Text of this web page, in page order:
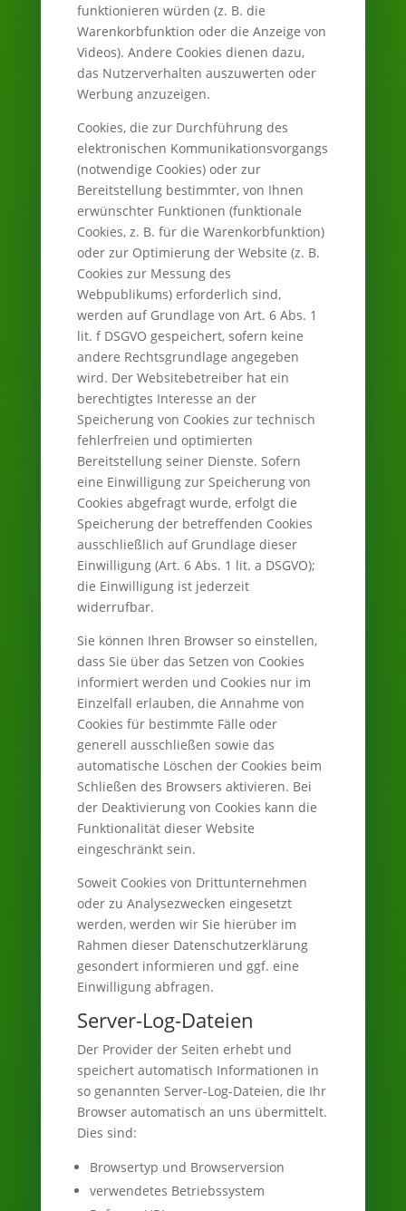
funktionieren würden (z. B. die
Warenkorbfunktion oder die Anzeige von
Videos). Andere Cookies dienen dazu,
das Nutzerverhalten auszuwerten oder
Werbung anzuzeigen.
Cookies, die zur Durchführung des
elektronischen Kommunikationsvorgangs
(notwendige Cookies) oder zur
Bereitstellung bestimmter, von Ihnen
erwünschter Funktionen (funktionale
Cookies, z. B. für die Warenkorbfunktion)
oder zur Optimierung der Website (z. B.
Cookies zur Messung des
Webpublikums) erforderlich sind,
werden auf Grundlage von Art. 6 Abs. 1
lit. f DSGVO gespeichert, sofern keine
andere Rechtsgrundlage angegeben
wird. Der Websitebetreiber hat ein
berechtigtes Interesse an der
Speicherung von Cookies zur technisch
fehlerfreien und optimierten
Bereitstellung seiner Dienste. Sofern
eine Einwilligung zur Speicherung von
Cookies abgefragt wurde, erfolgt die
Speicherung der betreffenden Cookies
ausschließlich auf Grundlage dieser
Einwilligung (Art. 6 Abs. 1 lit. a DSGVO);
die Einwilligung ist jederzeit
widerrufbar.
Sie können Ihren Browser so einstellen,
dass Sie über das Setzen von Cookies
informiert werden und Cookies nur im
Einzelfall erlauben, die Annahme von
Cookies für bestimmte Fälle oder
generell ausschließen sowie das
automatische Löschen der Cookies beim
Schließen des Browsers aktivieren. Bei
der Deaktivierung von Cookies kann die
Funktionalität dieser Website
eingeschränkt sein.
Soweit Cookies von Drittunternehmen
oder zu Analysezwecken eingesetzt
werden, werden wir Sie hierüber im
Rahmen dieser Datenschutzerklärung
gesondert informieren und ggf. eine
Einwilligung abfragen.
Server-Log-Dateien
Der Provider der Seiten erhebt und
speichert automatisch Informationen in
so genannten Server-Log-Dateien, die Ihr
Browser automatisch an uns übermittelt.
Dies sind:
Browsertyp und Browserversion
verwendetes Betriebssystem